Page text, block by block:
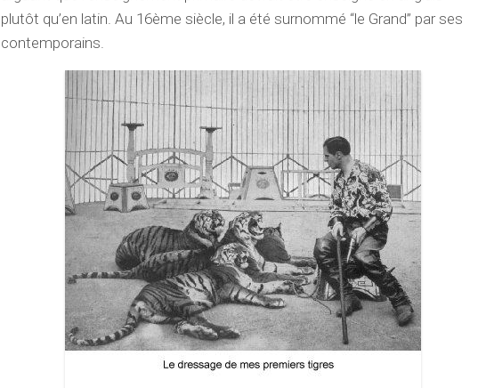
plutôt qu’en latin. Au 16ème siècle, il a été surnommé “le Grand” par ses
contemporains.